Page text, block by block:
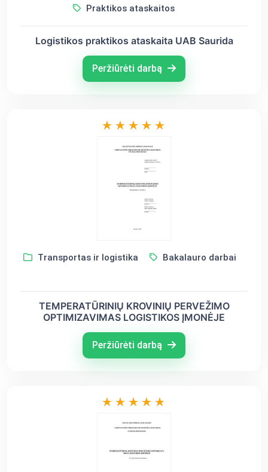
Praktikos ataskaitos
Logistikos praktikos ataskaita UAB Saurida
Peržiūrėti darbą
Transportas ir logistika Bakalauro darbai
TEMPERATŪRINIŲ KROVINIŲ PERVEŽIMO
OPTIMIZAVIMAS LOGISTIKOS ĮMONĖJE
Peržiūrėti darbą